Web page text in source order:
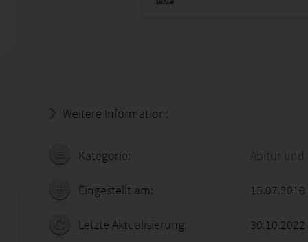
Weitere Information:
Kategorie: Abitur und
Eingestellt am:
Letzte Aktualisierung: 30.10.2022